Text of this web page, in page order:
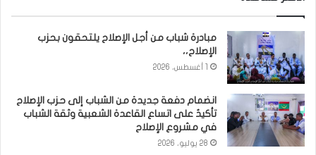
مبادرة شباب من أجل الإصلاح يلتحقون بحزب
الإصلاح،،
انضمام دفعة جديدة من الشباب إلى حزب الإصلاح
تأكيدٌ على اتساع القاعدة الشعبية وثقة الشباب
في مشروع الإصلاح
28 يوليو، 2026